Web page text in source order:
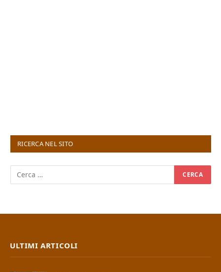
RICERCA NEL SITO
ULTIMI ARTICOLI